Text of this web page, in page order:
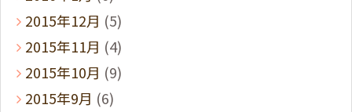
2015年12月 (5)
2015年11月 (4)
2015年10月 (9)
2015年9月 (6)